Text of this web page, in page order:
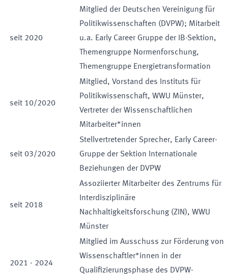
seit 2020
Mitglied der Deutschen Vereinigung für
Politikwissenschaften (DVPW); Mitarbeit
u.a. Early Career Gruppe der IB-Sektion,
Themengruppe Normenforschung,
Themengruppe Energietransformation
seit 10/2020
Mitglied, Vorstand des Instituts für
Politikwissenschaft, WWU Münster,
Vertreter der Wissenschaftlichen
Mitarbeiter*innen
seit 03/2020
Stellvertretender Sprecher, Early Career-
Gruppe der Sektion Internationale
Beziehungen der DVPW
seit 2018
Assoziierter Mitarbeiter des Zentrums für
Interdisziplinäre
Nachhaltigkeitsforschung (ZIN), WWU
Münster
2021 - 2024
Mitglied im Ausschuss zur Förderung von
Wissenschaftler*innen in der
Qualifizierungsphase des DVPW-